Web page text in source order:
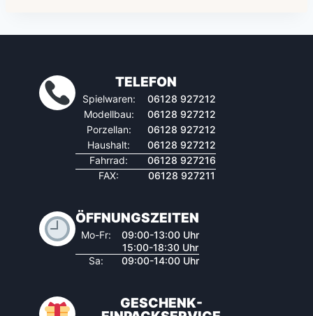
TELEFON
Spielwaren:
06128 927212
Modellbau:
06128 927212
Porzellan:
06128 927212
Haushalt:
06128 927212
Fahrrad:
06128 927216
FAX:
06128 927211
ÖFFNUNGSZEITEN
Mo-Fr:
09:00-13:00 Uhr
15:00-18:30 Uhr
Sa:
09:00-14:00 Uhr
GESCHENK-